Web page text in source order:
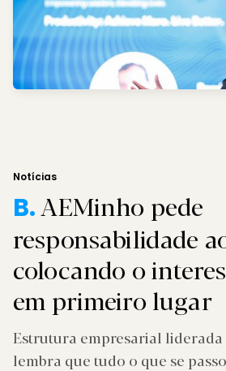
Notícias
B.AEMinho pede
responsabilidade
colocando o
em primeiro lugar
Estrutura empresarial
lembra que tudo o que se